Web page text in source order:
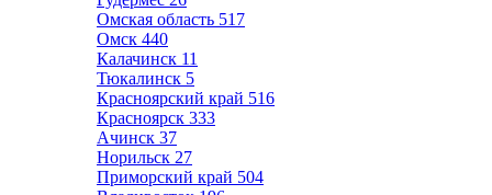
Омская область 517
Омск 440
Калачинск 11
Тюкалинск 5
Красноярский край 516
Красноярск 333
Ачинск 37
Норильск 27
Приморский край 504